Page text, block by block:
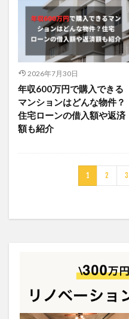
2026年7月30日
年収600万円で購入できる
マンションはどんな物件？
住宅ローンの借入額や返済
額も紹介
1 2 3